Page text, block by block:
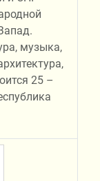
музыка,
25 –